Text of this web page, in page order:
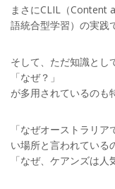
まさにCLIL（Content
語統合型学習）の実践
そして、ただ知識とし
「なぜ？」
が多用されているのも
「なぜオーストラリ
い場所と言われている
「なぜ、ケアンズは人